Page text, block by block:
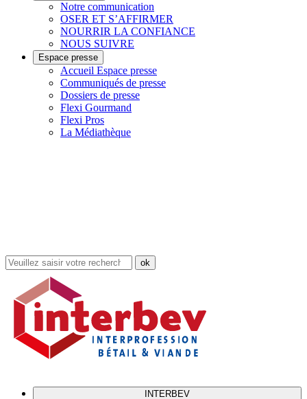
Notre communication
OSER ET S’AFFIRMER
NOURRIR LA CONFIANCE
NOUS SUIVRE
Espace presse
Accueil Espace presse
Communiqués de presse
Dossiers de presse
Flexi Gourmand
Flexi Pros
La Médiathèque
Rechercher
dans
site
INTERBEV